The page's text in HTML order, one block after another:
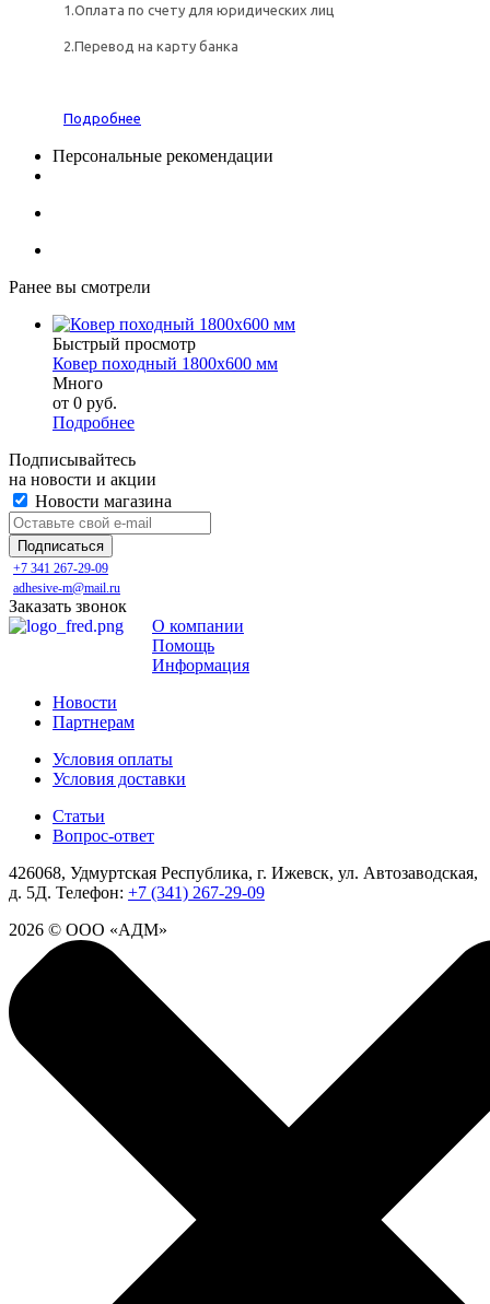
1.Оплата по счету для юридических лиц
2.Перевод на карту банка
Подробнее
Персональные рекомендации
Ранее вы смотрели
Быстрый просмотр
Ковер походный 1800х600 мм
Много
от 0 руб.
Подробнее
Подписывайтесь
на новости и акции
Новости магазина
+7 341 267-29-09
adhesive-m@mail.ru
Заказать звонок
О компании
Помощь
Информация
Новости
Партнерам
Условия оплаты
Условия доставки
Статьи
Вопрос-ответ
426068, Удмуртская Республика, г. Ижевск, ул. Автозаводская,
д. 5Д. Телефон: +7 (341) 267-29-09
2026 © ООО «АДМ»